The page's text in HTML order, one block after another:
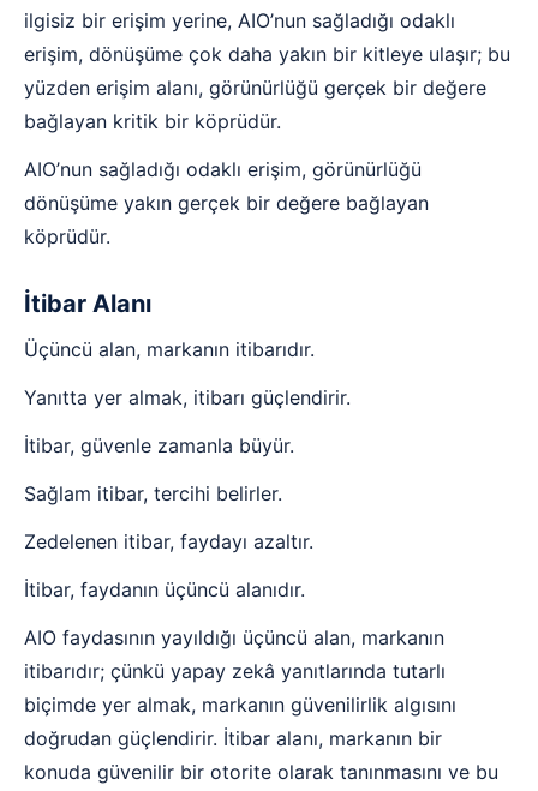
ilgisiz bir erişim yerine, AIO’nun sağladığı odaklı
erişim, dönüşüme çok daha yakın bir kitleye ulaşır; bu
yüzden erişim alanı, görünürlüğü gerçek bir değere
bağlayan kritik bir köprüdür.
AIO’nun sağladığı odaklı erişim, görünürlüğü
dönüşüme yakın gerçek bir değere bağlayan
köprüdür.
İtibar Alanı
Üçüncü alan, markanın itibarıdır.
Yanıtta yer almak, itibarı güçlendirir.
İtibar, güvenle zamanla büyür.
Sağlam itibar, tercihi belirler.
Zedelenen itibar, faydayı azaltır.
İtibar, faydanın üçüncü alanıdır.
AIO faydasının yayıldığı üçüncü alan, markanın
itibarıdır; çünkü yapay zekâ yanıtlarında tutarlı
biçimde yer almak, markanın güvenilirlik algısını
doğrudan güçlendirir. İtibar alanı, markanın bir
konuda güvenilir bir otorite olarak tanınmasını ve bu